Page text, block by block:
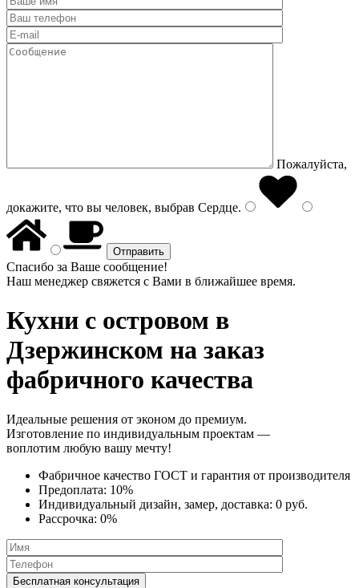
Пожалуйста,
докажите, что вы человек, выбрав Сердце.
Спасибо за Ваше сообщение!
Наш менеджер свяжется с Вами в ближайшее время.
Кухни с островом в
Дзержинском на заказ
фабричного качества
Идеальные решения от эконом до премиум.
Изготовление по индивидуальным проектам —
воплотим любую вашу мечту!
Фабричное качество ГОСТ и гарантия от производителя
Предоплата: 10%
Индивидуальный дизайн, замер, доставка: 0 руб.
Рассрочка: 0%